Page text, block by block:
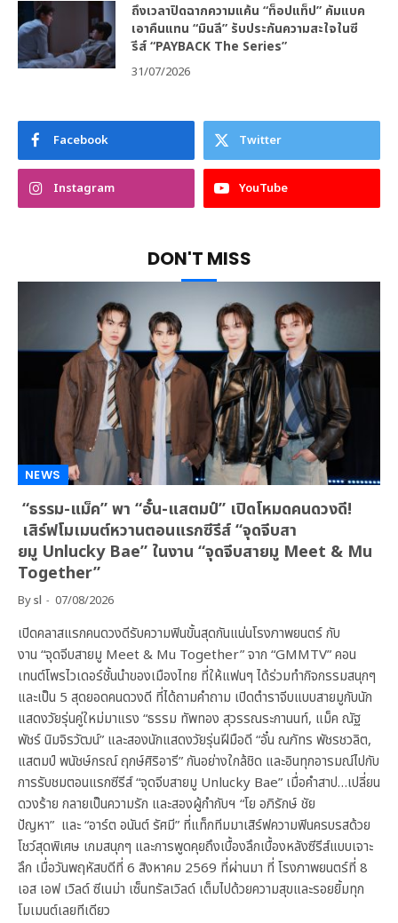
ถึงเวลาปิดฉากความแค้น “ท็อปแท็ป” คัมแบค
เอาคืนแทน “มินลี” รับประกันความสะใจในซี
รีส์ “PAYBACK The Series”
31/07/2026
Facebook Twitter
Instagram YouTube
DON'T MISS
NEWS
“ธรรม-แม็ค” พา “อั๋น-แสตมป์” เปิดโหมดคนดวงดี!
เสิร์ฟโมเมนต์หวานตอนแรกซีรีส์ “จุดจีบสา
ยมู Unlucky Bae” ในงาน “จุดจีบสายมู Meet & Mu
Together”
Bysl 07/08/2026
เปิดคลาสแรกคนดวงดีรับความฟินขั้นสุดกันแน่นโรงภาพยนตร์ กับ
งาน “จุดจีบสายมู Meet & Mu Together” จาก “GMMTV” คอน
เทนต์โพรไวเดอร์ชั้นนำของเมืองไทย ที่ให้แฟนๆ ได้ร่วมทำกิจกรรมสนุกๆ
และเป็น 5 สุดยอดคนดวงดี ที่ได้ถามคำถาม เปิดตำราจีบแบบสายมูกับนัก
แสดงวัยรุ่นคู่ใหม่มาแรง “ธรรม ทัพทอง สุวรรณระกานนท์, แม็ค ณัฐ
พัชร์ นิมจิรวัฒน์” และสองนักแสดงวัยรุ่นฝีมือดี “อั๋น ณภัทร พัชรชวลิต,
แสตมป์ พนัชษ์กรณ์ ฤกษ์ศิริอารี” กันอย่างใกล้ชิด และอินทุกอารมณ์ไปกับ
การรับชมตอนแรกซีรีส์ “จุดจีบสายมู Unlucky Bae” เมื่อคำสาป…เปลี่ยน
ดวงร้าย กลายเป็นความรัก และสองผู้กำกับฯ “โย อภิรักษ์ ชัย
ปัญหา” และ “อาร์ต อนันต์ รัศมี” ที่แท็กทีมมาเสิร์ฟความฟินครบรสด้วย
โชว์สุดพิเศษ เกมสนุกๆ และการพูดคุยถึงเบื้องลึกเบื้องหลังซีรีส์แบบเจาะ
ลึก เมื่อวันพฤหัสบดีที่ 6 สิงหาคม 2569 ที่ผ่านมา ที่ โรงภาพยนตร์ที่ 8
เอส เอฟ เวิลด์ ซีเนม่า เซ็นทรัลเวิลด์ เต็มไปด้วยความสุขและรอยยิ้มทุก
โมเมนต์เลยทีเดียว